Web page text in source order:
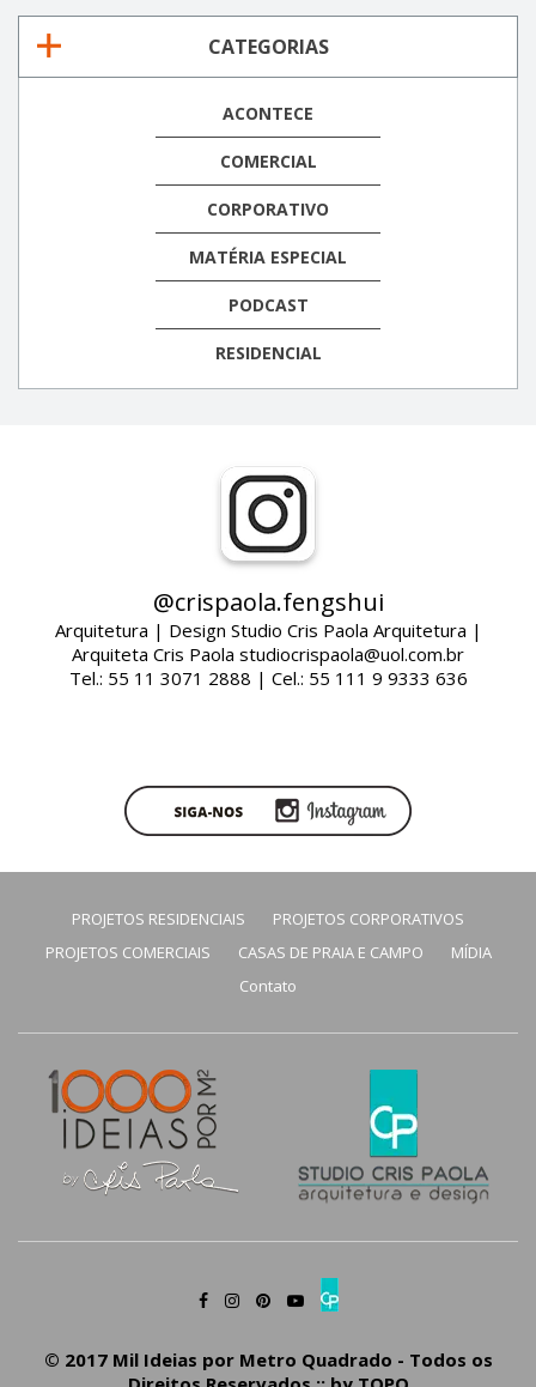
CATEGORIAS
ACONTECE
COMERCIAL
CORPORATIVO
MATÉRIA ESPECIAL
PODCAST
RESIDENCIAL
@crispaola.fengshui
Arquitetura | Design Studio Cris Paola Arquitetura |
Arquiteta Cris Paola studiocrispaola@uol.com.br
Tel.: 55 11 3071 2888 | Cel.: 55 111 9 9333 636
PROJETOS RESIDENCIAIS
PROJETOS CORPORATIVOS
PROJETOS COMERCIAIS
CASAS DE PRAIA E CAMPO
MÍDIA
Contato
© 2017 Mil Ideias por Metro Quadrado - Todos os